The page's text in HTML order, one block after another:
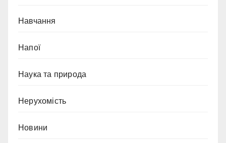
Навчання
Напої
Наука та природа
Нерухомість
Новини